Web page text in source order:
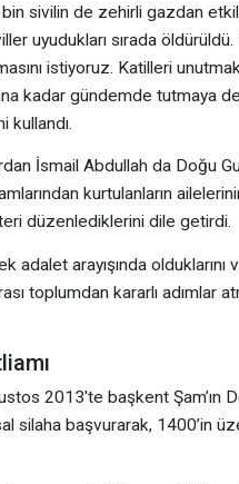
sivilin de zehirli gazdan
uyudukları sırada öldürüldü.
istiyoruz. Katilleri
kadar gündemde tutmaya
kullandı.
İsmail Abdullah da Doğu
kurtulanların
düzenlediklerini dile getirdi.
adalet arayışında olduklarını
toplumdan kararlı adımlar
2013'te başkent Şam’ın
silaha başvurarak, 1400’in